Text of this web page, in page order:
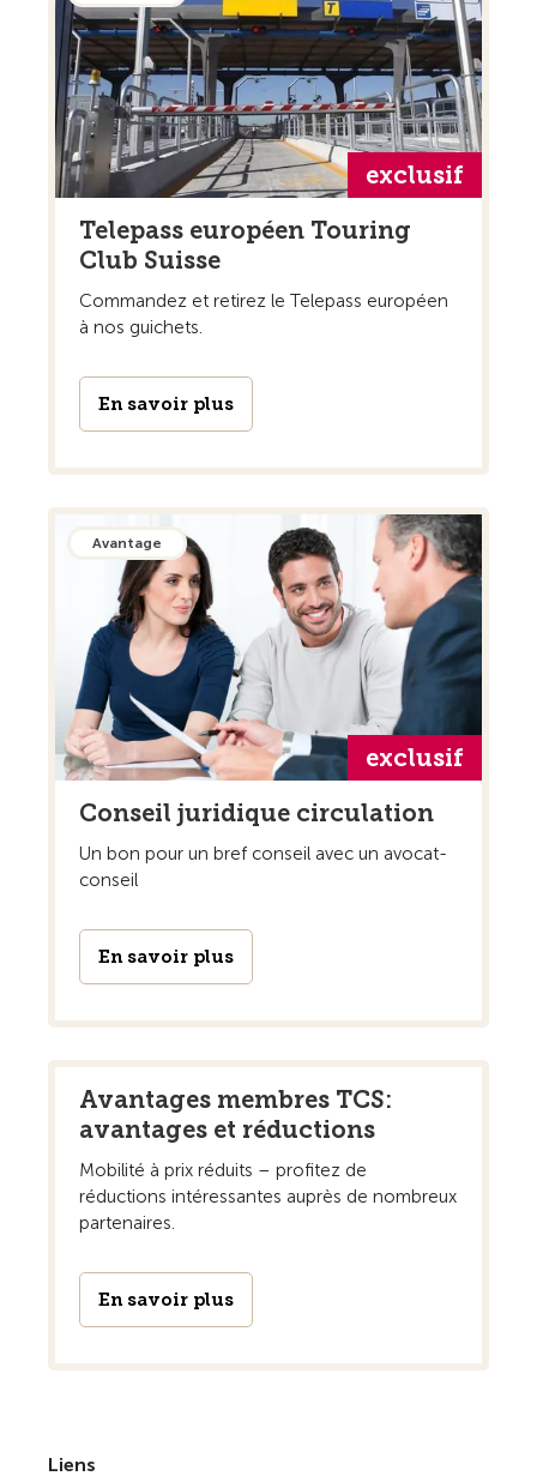
exclusif
Telepass européen Touring
Club Suisse
Commandez et retirez le Telepass européen
à nos guichets.
En savoir plus
Avantage
exclusif
Conseil juridique circulation
Un bon pour un bref conseil avec un avocat-
conseil
En savoir plus
Avantages membres TCS:
avantages et réductions
Mobilité à prix réduits – profitez de
réductions intéressantes auprès de nombreux
partenaires.
En savoir plus
Liens